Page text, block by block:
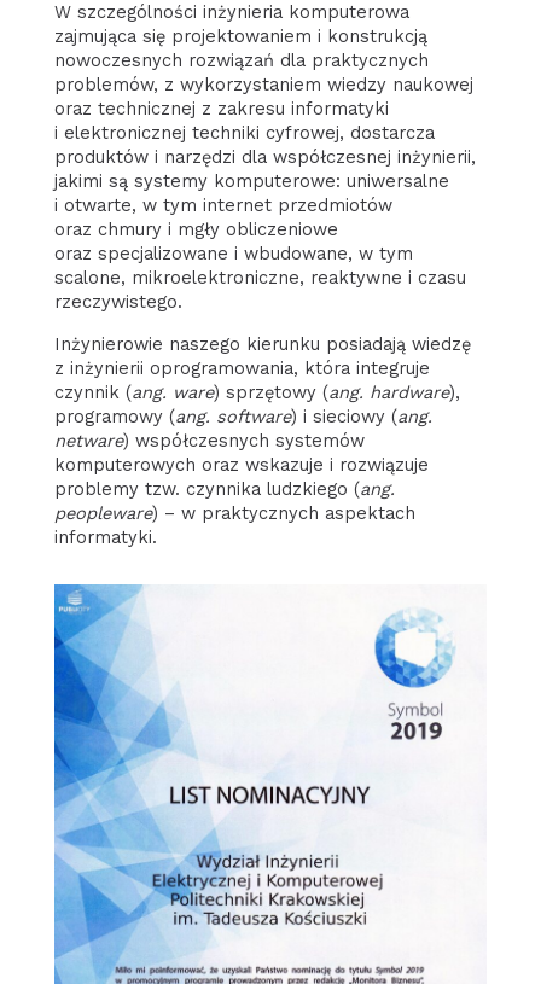
W szczególności inżynieria komputerowa
zajmująca się projektowaniem i konstrukcją
nowoczesnych rozwiązań dla praktycznych
problemów, z wykorzystaniem wiedzy naukowej
oraz technicznej z zakresu informatyki
i elektronicznej techniki cyfrowej, dostarcza
produktów i narzędzi dla współczesnej inżynierii,
jakimi są systemy komputerowe: uniwersalne
i otwarte, w tym internet przedmiotów
oraz chmury i mgły obliczeniowe
oraz specjalizowane i wbudowane, w tym
scalone, mikroelektroniczne, reaktywne i czasu
rzeczywistego.
Inżynierowie naszego kierunku posiadają wiedzę
z inżynierii oprogramowania, która integruje
czynnik (ang. ware) sprzętowy (ang. hardware),
programowy (ang. software) i sieciowy (ang.
netware) współczesnych systemów
komputerowych oraz wskazuje i rozwiązuje
problemy tzw. czynnika ludzkiego (ang.
peopleware) – w praktycznych aspektach
informatyki.